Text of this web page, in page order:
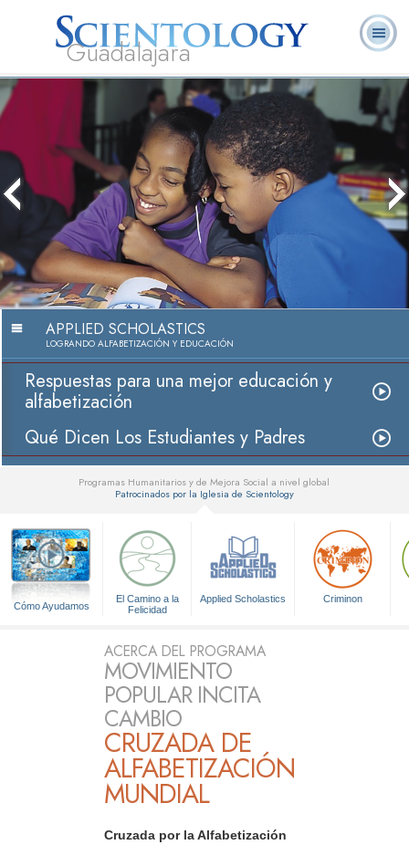
Guadalajara
L. Ronald
Scientology?
Voluntarios
Preguntas
Frecuentes
Libros
The
APPLIED SCHOLASTICS
LOGRANDO ALFABETIZACIÓN Y EDUCACIÓN
Respuestas para una mejor educación y
alfabetización
Qué Dicen Los Estudiantes y Padres
Programas Humanitarios y de Mejora Social a nivel global
Patrocinados por la Iglesia de Scientology
Cómo Ayudamos
El Camino a la
Felicidad
Applied Scholastics Criminon
ACERCA DEL PROGRAMA
MOVIMIENTO
POPULAR INCITA
CAMBIO
CRUZADA DE
ALFABETIZACIÓN
MUNDIAL
Cruzada por la Alfabetización